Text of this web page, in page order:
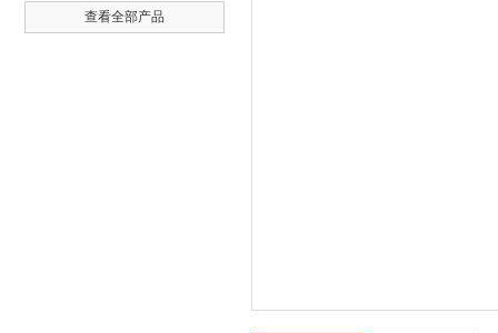
武汉提沃克科技有限公司
查看全部产品